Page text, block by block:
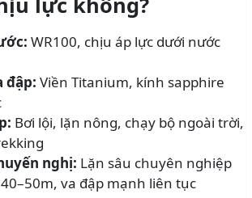
WR100, chịu áp lực dưới nước
đập: Viền Titanium, kính sapphire
Bơi lội, lặn nông, chạy bộ ngoài trời,
nghị: Lặn sâu chuyên nghiệp
va đập mạnh liên tục